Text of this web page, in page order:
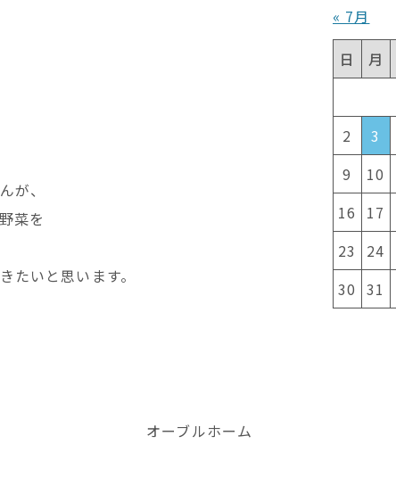
が、
菜を
たいと思います。
オーブルホーム
« 7月
日
月
2
3
9
10
16
17
23
24
30 31